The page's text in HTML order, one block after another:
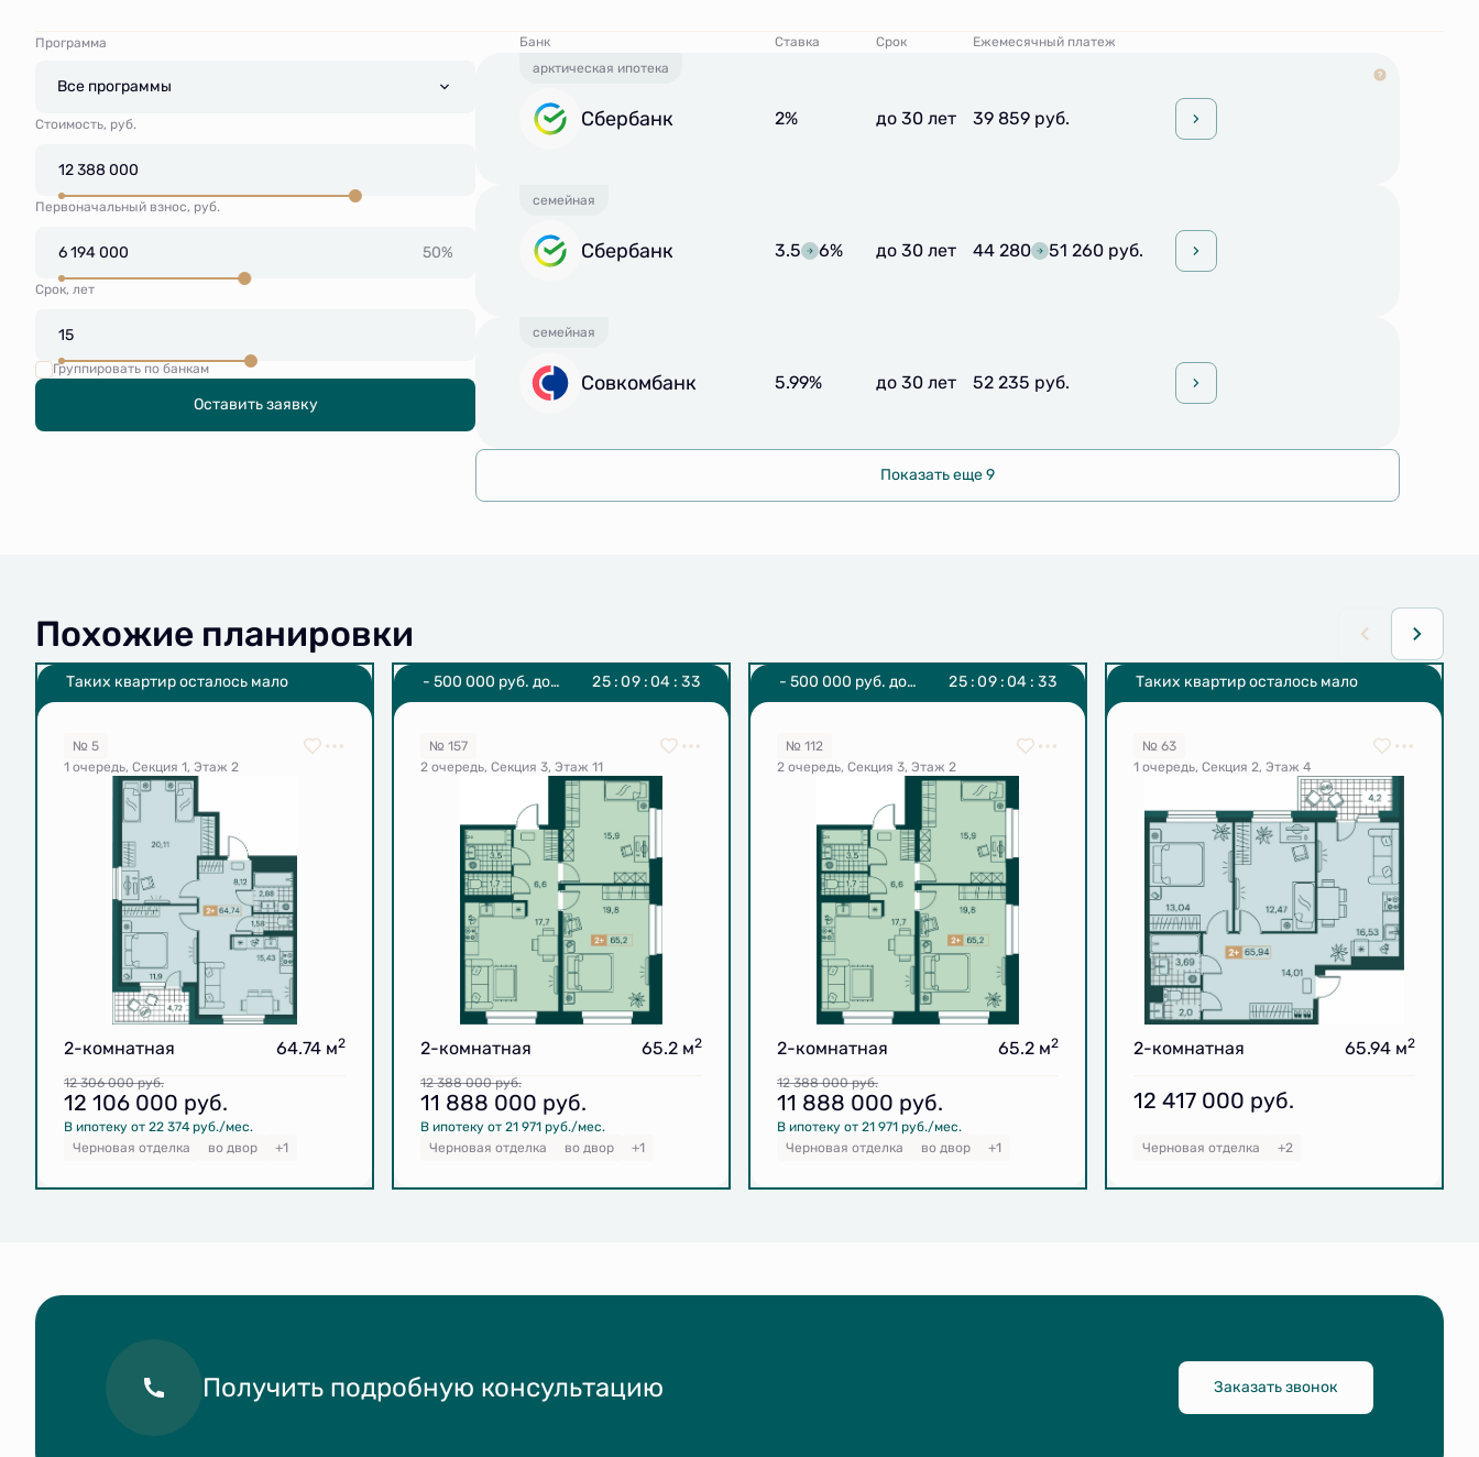
Программа
Все программы
Стоимость, руб.
Первоначальный взнос, руб.
50%
Срок, лет
Группировать по банкам
Оставить заявку
Банк Ставка Срок
Ежемесячный платеж
арктическая ипотека
Сбербанк 2% до 30 лет 39 859 руб.
семейная
Сбербанк 3.5 6% до 30 лет 44 280 51 260 руб.
семейная
Совкомбанк 5.99% до 30 лет 52 235 руб.
Показать еще 9
Похожие планировки
Таких квартир осталось мало
№ 5
1 очередь, Секция 1, Этаж 2
2-комнатная 64.74 м2
12 306 000руб.
12 106 000 руб.
В ипотеку от 22 374 руб./мес.
Черновая отделка
во двор +1
- 500 000 руб. до
25 :09 :04 : 32
№ 157
2 очередь, Секция 3, Этаж 11
2-комнатная 65.2 м2
12 388 000руб.
11 888 000 руб.
В ипотеку от 21 971 руб./мес.
Черновая отделка
во двор +1
- 500 000 руб. до
25 :09 :04 : 32
№ 112
2 очередь, Секция 3, Этаж 2
2-комнатная 65.2 м2
12 388 000руб.
11 888 000 руб.
В ипотеку от 21 971 руб./мес.
Черновая отделка
во двор +1
Таких квартир осталось мало
№ 63
1 очередь, Секция 2, Этаж 4
2-комнатная 65.94 м2
12 417 000 руб.
Черновая отделка +2
Получить подробную консультацию Заказать звонок